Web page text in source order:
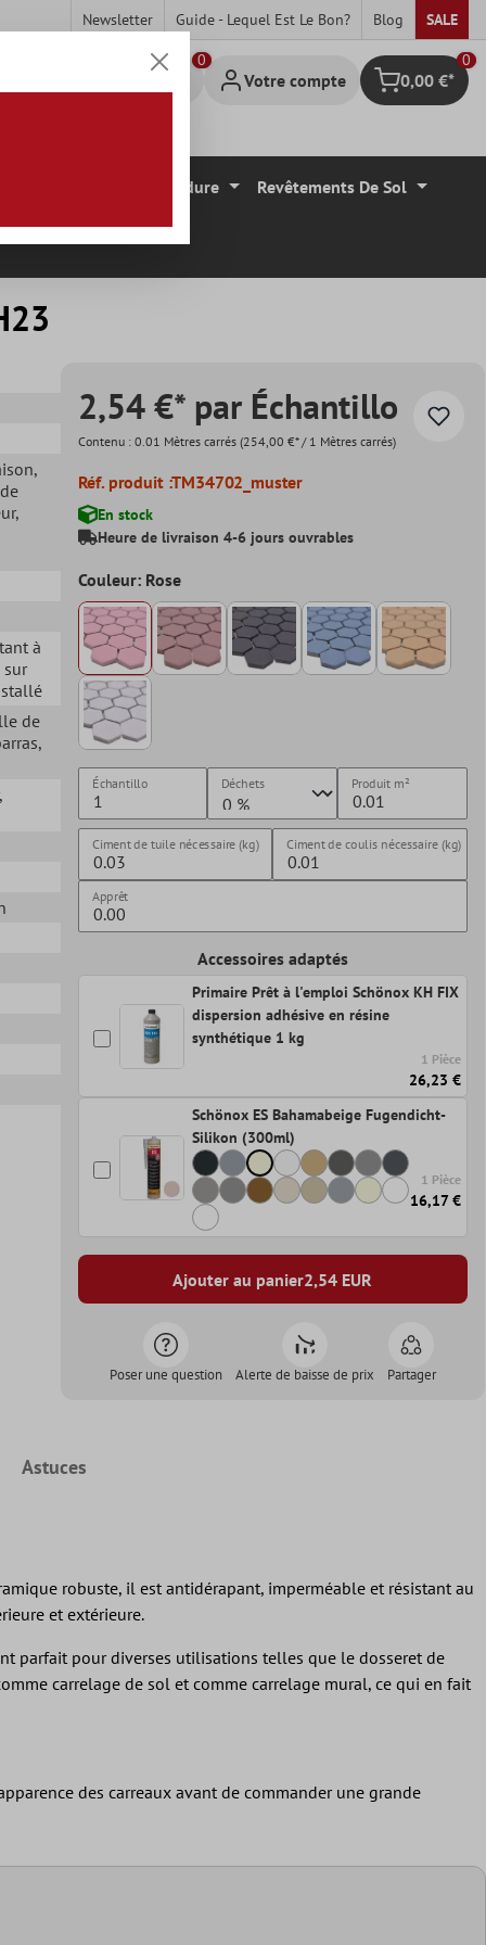
Newsletter Guide - Lequel Est Le Bon? Blog SALE
Votre compte Panier
0
0,00 €*
Carrelage Mural Bordure Revêtements De Sol
,
,
à
sur
de
,
2,54 €* par Échantillo
Contenu : 0.01 Mètres carrés (254,00 €* / 1 Mètres carrés)
Réf. produit :TM34702_muster
En stock
Heure de livraison 4-6 jours ouvrables
Couleur: Rose
Échantillo Déchets Produit m²
Ciment de tuile nécessaire (kg) Ciment de coulis nécessaire (kg)
Apprêt
Accessoires adaptés
Primaire Prêt à l'emploi Schönox KH FIX
dispersion adhésive en résine
synthétique 1 kg
1 Pièce
26,23 €
Schönox ES Bahamabeige Fugendicht-
Silikon (300ml)
1 Pièce
16,17 €
Ajouter au panier2,54 EUR
Poser une question Alerte de baisse de prix Partager
Astuces
robuste, il est antidérapant, imperméable et résistant au
et extérieure.
parfait pour diverses utilisations telles que le dosseret de
carrelage de sol et comme carrelage mural, ce qui en fait
des carreaux avant de commander une grande